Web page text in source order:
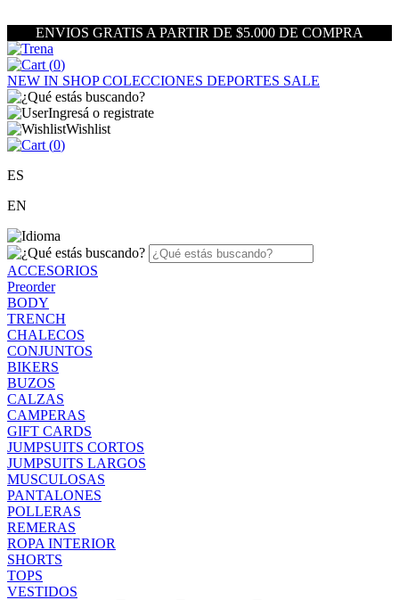
ENVIOS GRATIS A PARTIR DE $5.000 DE COMPRA
(0)
NEW IN SHOPCOLECCIONES DEPORTES SALE
Ingresá o registrate
Wishlist
(0)
ES
EN
ACCESORIOS
Preorder
BODY
TRENCH
CHALECOS
CONJUNTOS
BIKERS
BUZOS
CALZAS
CAMPERAS
GIFT CARDS
JUMPSUITS CORTOS
JUMPSUITS LARGOS
MUSCULOSAS
PANTALONES
POLLERAS
REMERAS
ROPA INTERIOR
SHORTS
TOPS
VESTIDOS